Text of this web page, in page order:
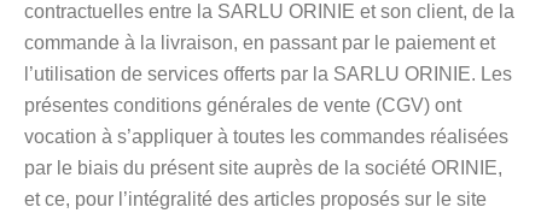
contractuelles entre la SARLU ORINIE et son client, de la
commande à la livraison, en passant par le paiement et
l’utilisation de services offerts par la SARLU ORINIE. Les
présentes conditions générales de vente (CGV) ont
vocation à s’appliquer à toutes les commandes réalisées
par le biais du présent site auprès de la société ORINIE,
et ce, pour l’intégralité des articles proposés sur le site